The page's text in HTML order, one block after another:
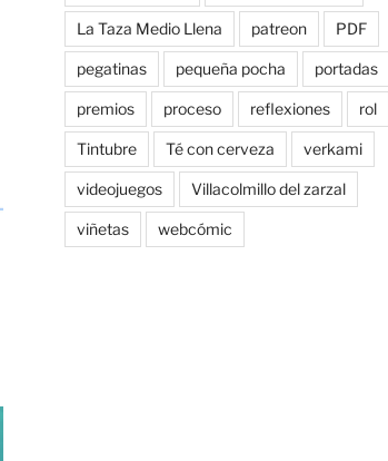
La Taza Medio Llena patreon PDF
pegatinas pequeña pocha portadas
premios proceso reflexiones rol
Tintubre Té con cerveza verkami
videojuegos Villacolmillo del zarzal
viñetas webcómic